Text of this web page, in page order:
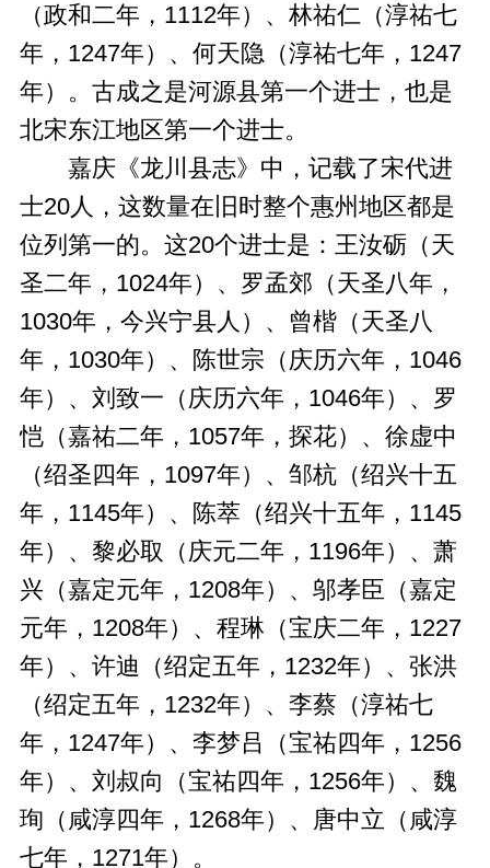
（政和二年，1112年）、林祐仁（淳祐七
年，1247年）、何天隐（淳祐七年，1247
年）。古成之是河源县第一个进士，也是
北宋东江地区第一个进士。
嘉庆《龙川县志》中，记载了宋代进
士20人，这数量在旧时整个惠州地区都是
位列第一的。这20个进士是：王汝砺（天
圣二年，1024年）、罗孟郊（天圣八年，
1030年，今兴宁县人）、曾楷（天圣八
年，1030年）、陈世宗（庆历六年，1046
年）、刘致一（庆历六年，1046年）、罗
恺（嘉祐二年，1057年，探花）、徐虚中
（绍圣四年，1097年）、邹杭（绍兴十五
年，1145年）、陈萃（绍兴十五年，1145
年）、黎必取（庆元二年，1196年）、萧
兴（嘉定元年，1208年）、邬孝臣（嘉定
元年，1208年）、程琳（宝庆二年，1227
年）、许迪（绍定五年，1232年）、张洪
（绍定五年，1232年）、李蔡（淳祐七
年，1247年）、李梦吕（宝祐四年，1256
年）、刘叔向（宝祐四年，1256年）、魏
珣（咸淳四年，1268年）、唐中立（咸淳
七年，1271年）。